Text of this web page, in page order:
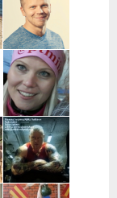
Helsinki,
pääkaupunkiseutu
Vesa-Matti
Vehkaperä |
Oulu
Miia
Numminen |
Keuruu